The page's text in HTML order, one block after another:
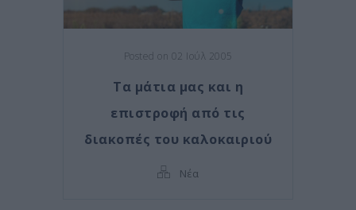
Posted on 02 Ιούλ 2005
Τα μάτια μας και η
επιστροφή από τις
διακοπές του καλοκαιριού
Νέα